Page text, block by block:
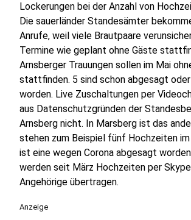
Lockerungen bei der Anzahl von
Die sauerländer Standesämter
Anrufe, weil viele Brautpaare
Termine wie geplant ohne Gäste
Arnsberger Trauungen sollen im Mai
stattfinden. 5 sind schon abgesagt
worden. Live Zuschaltungen per
aus Datenschutzgründen der
Arnsberg nicht. In Marsberg ist das
stehen zum Beispiel fünf Hochzeiten im
ist eine wegen Corona abgesagt
werden seit März Hochzeiten per
Angehörige übertragen.
Anzeige